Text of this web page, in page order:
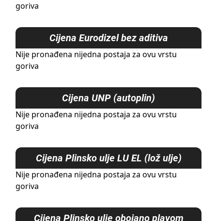
goriva
Cijena Eurodizel bez aditiva
Nije pronađena nijedna postaja za ovu vrstu
goriva
Cijena UNP (autoplin)
Nije pronađena nijedna postaja za ovu vrstu
goriva
Cijena Plinsko ulje LU EL (lož ulje)
Nije pronađena nijedna postaja za ovu vrstu
goriva
Cijena Plinsko ulje obojano plavom